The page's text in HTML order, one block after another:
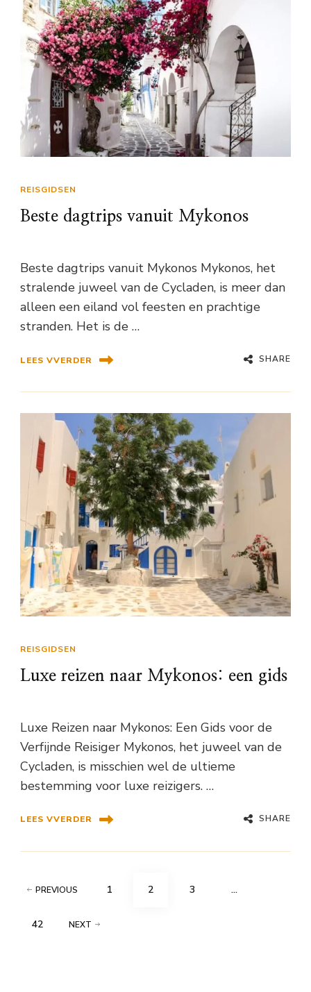
REISGIDSEN
Beste dagtrips vanuit Mykonos
Beste dagtrips vanuit Mykonos Mykonos, het
stralende juweel van de Cycladen, is meer dan
alleen een eiland vol feesten en prachtige
stranden. Het is de …
LEES VVERDER SHARE
REISGIDSEN
Luxe reizen naar Mykonos: een gids
Luxe Reizen naar Mykonos: Een Gids voor de
Verfijnde Reisiger Mykonos, het juweel van de
Cycladen, is misschien wel de ultieme
bestemming voor luxe reizigers. …
LEES VVERDER SHARE
Berichten
PREVIOUS PAGE
1 PAGE
2 PAGE
3 …
PAGE
42 NEXT